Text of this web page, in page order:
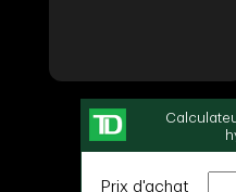
Téléphone
(Optionnel)